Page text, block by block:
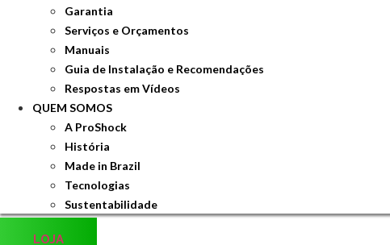
Garantia
Serviços e Orçamentos
Manuais
Guia de Instalação e Recomendações
Respostas em Vídeos
QUEM SOMOS
A ProShock
História
Made in Brazil
Tecnologias
Sustentabilidade
LOJA